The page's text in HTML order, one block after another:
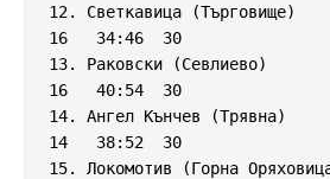
12. Светкавица
16   34:46  30
13. Раковски (Севлиево)
16   40:54  30
14. Ангел Кънчев (Трявна)
14   38:52  30
15. Локомотив (Горна